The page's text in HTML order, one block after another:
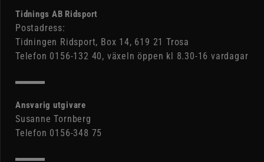
Tidnings AB Ridsport
Postadress:
Tidningen Ridsport, Box 14, 619 21 Trosa
Telefon 0156-132 40, växeln öppen kl 8.30-16 vardagar
Ansvarig utgivare
Susanne Tornberg
Telefon 0156-348 75